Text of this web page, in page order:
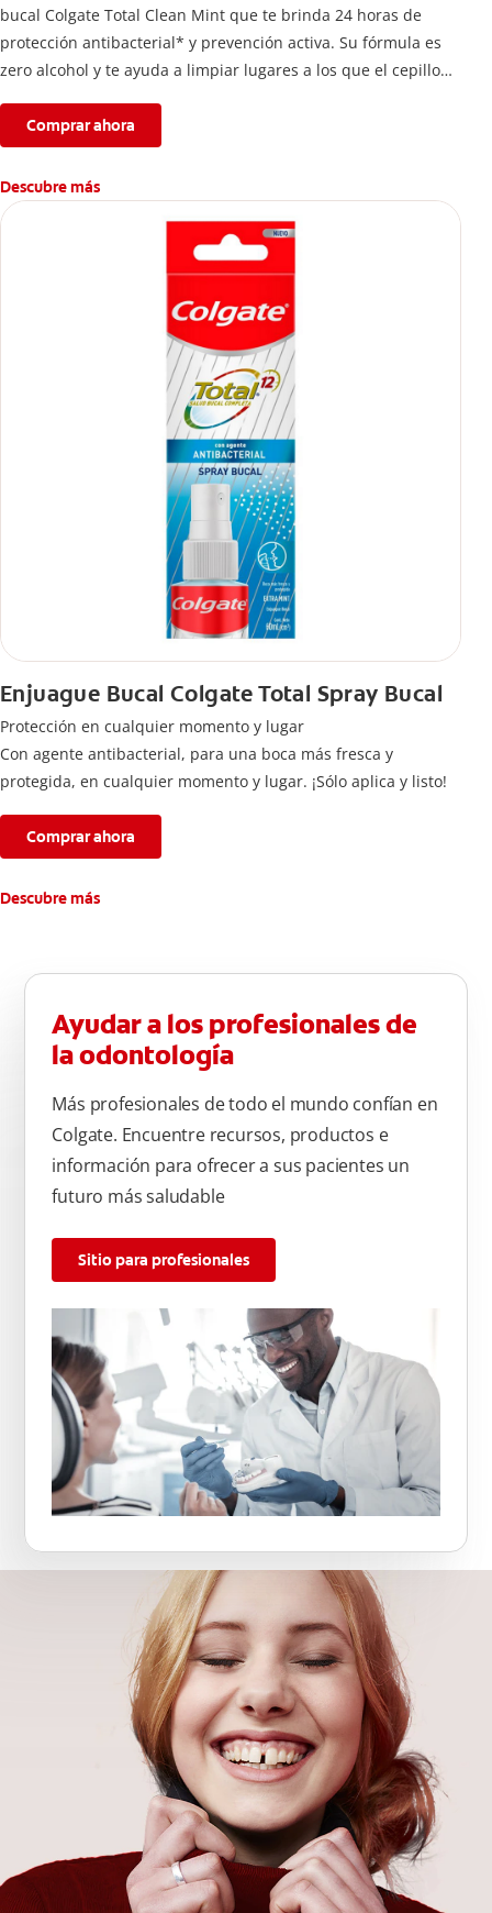
bucal Colgate Total Clean Mint que te brinda 24 horas de
protección antibacterial* y prevención activa. Su fórmula es
zero alcohol y te ayuda a limpiar lugares a los que el cepillo
Comprar ahora
Descubre más
Enjuague Bucal Colgate Total Spray Bucal
Protección en cualquier momento y lugar
Con agente antibacterial, para una boca más fresca y
protegida, en cualquier momento y lugar. ¡Sólo aplica y listo!
Comprar ahora
Descubre más
Ayudar a los profesionales de
la odontología
Más profesionales de todo el mundo confían en
Colgate. Encuentre recursos, productos e
información para ofrecer a sus pacientes un
futuro más saludable
Sitio para profesionales